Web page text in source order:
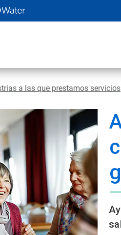
a las que prestamos servicios